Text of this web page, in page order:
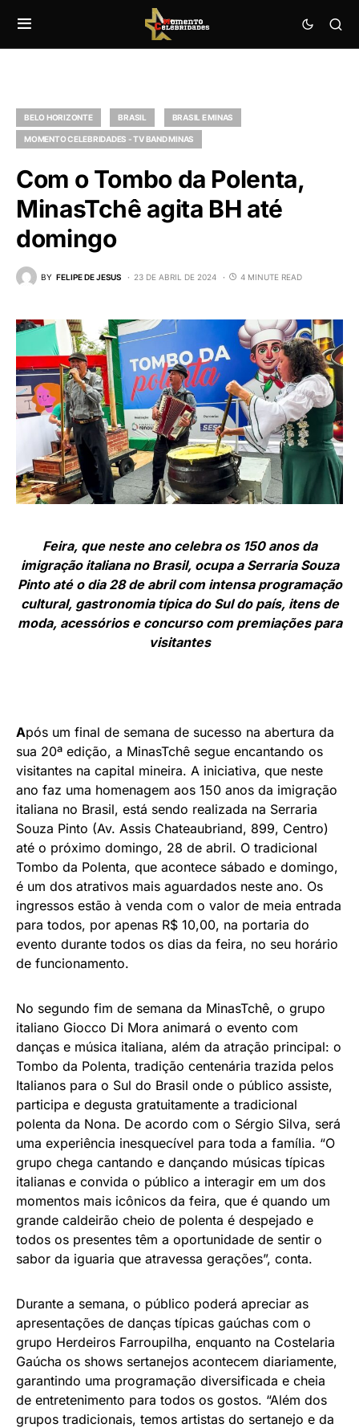
BELO HORIZONTE BRASIL BRASIL E MINAS
MOMENTO CELEBRIDADES - TV BAND MINAS
Com o Tombo da Polenta,
MinasTchê agita BH até
domingo
BY FELIPE DE JESUS 23 DE ABRIL DE 2024 4 MINUTE READ
Feira, que neste ano celebra os 150 anos da
imigração italiana no Brasil, ocupa a Serraria Souza
Pinto até o dia 28 de abril com intensa programação
cultural, gastronomia típica do Sul do país, itens de
moda, acessórios e concurso com premiações para
visitantes
Após um final de semana de sucesso na abertura da
sua 20ª edição, a MinasTchê segue encantando os
visitantes na capital mineira. A iniciativa, que neste
ano faz uma homenagem aos 150 anos da imigração
italiana no Brasil, está sendo realizada na Serraria
Souza Pinto (Av. Assis Chateaubriand, 899, Centro)
até o próximo domingo, 28 de abril. O tradicional
Tombo da Polenta, que acontece sábado e domingo,
é um dos atrativos mais aguardados neste ano. Os
ingressos estão à venda com o valor de meia entrada
para todos, por apenas R$ 10,00, na portaria do
evento durante todos os dias da feira, no seu horário
de funcionamento.
No segundo fim de semana da MinasTchê, o grupo
italiano Giocco Di Mora animará o evento com
danças e música italiana, além da atração principal: o
Tombo da Polenta, tradição centenária trazida pelos
Italianos para o Sul do Brasil onde o público assiste,
participa e degusta gratuitamente a tradicional
polenta da Nona. De acordo com o Sérgio Silva, será
uma experiência inesquecível para toda a família. “O
grupo chega cantando e dançando músicas típicas
italianas e convida o público a interagir em um dos
momentos mais icônicos da feira, que é quando um
grande caldeirão cheio de polenta é despejado e
todos os presentes têm a oportunidade de sentir o
sabor da iguaria que atravessa gerações”, conta.
Durante a semana, o público poderá apreciar as
apresentações de danças típicas gaúchas com o
grupo Herdeiros Farroupilha, enquanto na Costelaria
Gaúcha os shows sertanejos acontecem diariamente,
garantindo uma programação diversificada e cheia
de entretenimento para todos os gostos. “Além dos
grupos tradicionais, temos artistas do sertanejo e da